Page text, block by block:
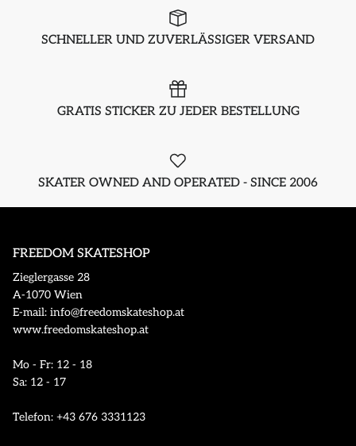
SCHNELLER UND ZUVERLÄSSIGER VERSAND
GRATIS STICKER ZU JEDER BESTELLUNG
SKATER OWNED AND OPERATED - SINCE 2006
FREEDOM SKATESHOP
Zieglergasse 28
A-1070 Wien
E-mail: info@freedomskateshop.at
www.freedomskateshop.at
Mo - Fr: 12 - 18
Sa: 12 - 17
Telefon: +43 676 3331123